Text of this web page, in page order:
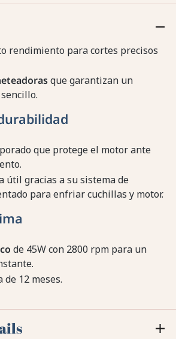
rendimiento para cortes precisos
que garantizan un
que protege el motor ante
útil gracias a su sistema de
para enfriar cuchillas y motor.
de 45W con 2800 rpm para un
12 meses.